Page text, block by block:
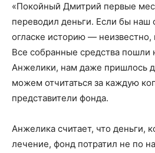
«Покойный Дмитрий первые
переводил деньги. Если бы наш
огласке историю — неизвестно,
Все собранные средства пошли
Анжелики, нам даже пришлось
можем отчитаться за каждую
представители фонда.
Анжелика считает, что деньги,
лечение, фонд потратил не по